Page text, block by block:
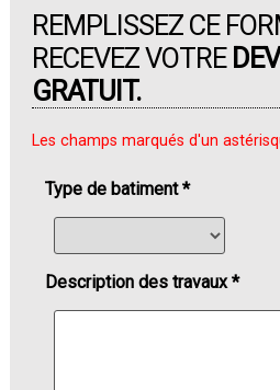
REMPLISSEZ CE
RECEVEZ VOTRE
GRATUIT.
Les champs marqués d'un
Type de batiment *
Description des travaux *